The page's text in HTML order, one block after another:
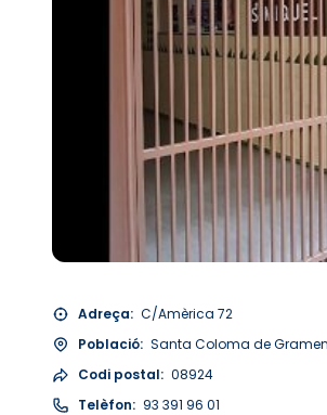
Adreça: C/Amèrica 72
Població: Santa Coloma de
Codi postal: 08924
Telèfon: 93 391 96 01